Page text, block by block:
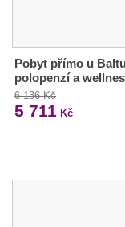
Pobyt přímo u
polopenzí a
6 136 Kč
5 711 Kč